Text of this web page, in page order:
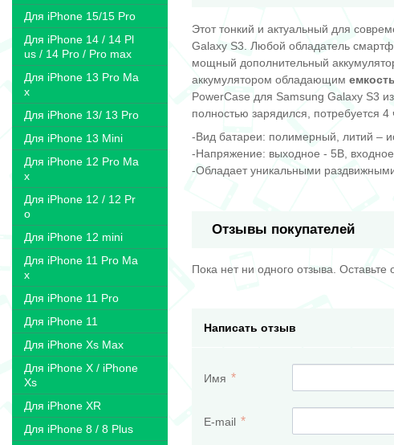
Для iPhone 15/15 Pro
Для iPhone 14 / 14 Pl
us / 14 Pro / Pro max
Для iPhone 13 Pro Ma
x
Для iPhone 13/ 13 Pro
Для iPhone 13 Mini
Для iPhone 12 Pro Ma
x
Для iPhone 12 / 12 Pr
o
Для iPhone 12 mini
Для iPhone 11 Pro Ma
x
Для iPhone 11 Pro
Для iPhone 11
Для iPhone Xs Max
Для iPhone X / iPhone
Xs
Для iPhone XR
Для iPhone 8 / 8 Plus
Этот тонкий и актуальный для
Galaxy S3. Любой обладатель
мощный дополнительный
аккумулятором обладающим
PowerCase для Samsung Galaxy S3
полностью зарядился, потребуется 4
-Вид батареи: полимерный, литий –
-Напряжение: выходное - 5В,
-Обладает уникальными
Отзывы покупателей
Пока нет ни одного отзыва. Оставьте
Написать отзыв
Имя
E-mail